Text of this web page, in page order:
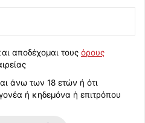
αποδέχομαι τους όρους
άνω των 18 ετών ή ότι
ή κηδεμόνα ή επιτρόπου